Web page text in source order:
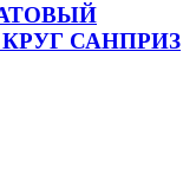
САНПРИЗ